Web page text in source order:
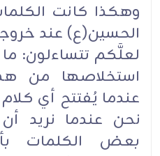
وهكذا كانت
الحسين(ع) عند
لعلَّكم تتساءلون: ما
استخلاصها من
عندما يُفتتح أي
نحن عندما نريد
بعض الكلمات